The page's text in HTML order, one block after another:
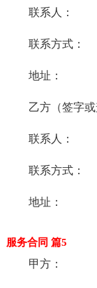
联系人：
联系方式：
地址：
乙方（签字或
联系人：
联系方式：
地址：
服务合同 篇5
甲方：